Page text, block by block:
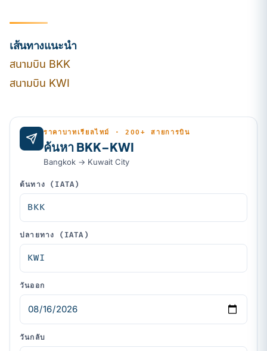
เส้นทางแนะนำ
สนามบิน BKK
สนามบิน KWI
ราคาบาทเรียลไทม์ · 200+ สายการบิน
ค้นหา BKK–KWI
Bangkok → Kuwait City
ต้นทาง (IATA)
ปลายทาง (IATA)
วันออก
วันกลับ